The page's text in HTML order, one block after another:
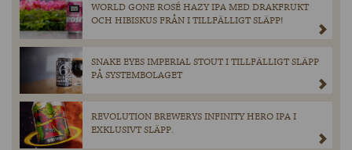
WORLD GONE ROSÉ HAZY IPA MED DRAKFRUKT
OCH HIBISKUS FRÅN I TILLFÄLLIGT SLÄPP!
SNAKE EYES IMPERIAL STOUT I TILLFÄLLIGT SLÄPP
PÅ SYSTEMBOLAGET
REVOLUTION BREWERYS INFINITY HERO IPA I
EXKLUSIVT SLÄPP.